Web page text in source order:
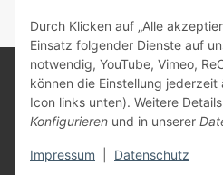
* Alle Preise inkl.
© 2025 bonremo.de. Alle
Alle verwendeten
eingetragene Warenzeichen
Eigentümer. Sie dienen nur
Kompatibilität unserer
verschiedener
Durch Klicken auf „Alle
Einsatz folgender Dienste auf
notwendig, YouTube, Vimeo,
können die Einstellung
Icon links unten). Weitere Details
Konfigurieren und in unserer
Impressum Datenschutz